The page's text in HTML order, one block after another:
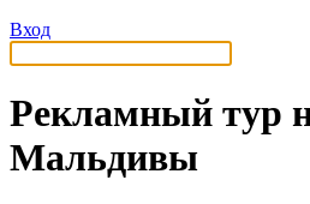
Вход
Рекламный тур
Мальдивы